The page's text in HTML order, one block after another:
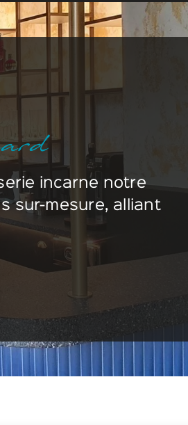
incarne notre
sur-mesure, alliant